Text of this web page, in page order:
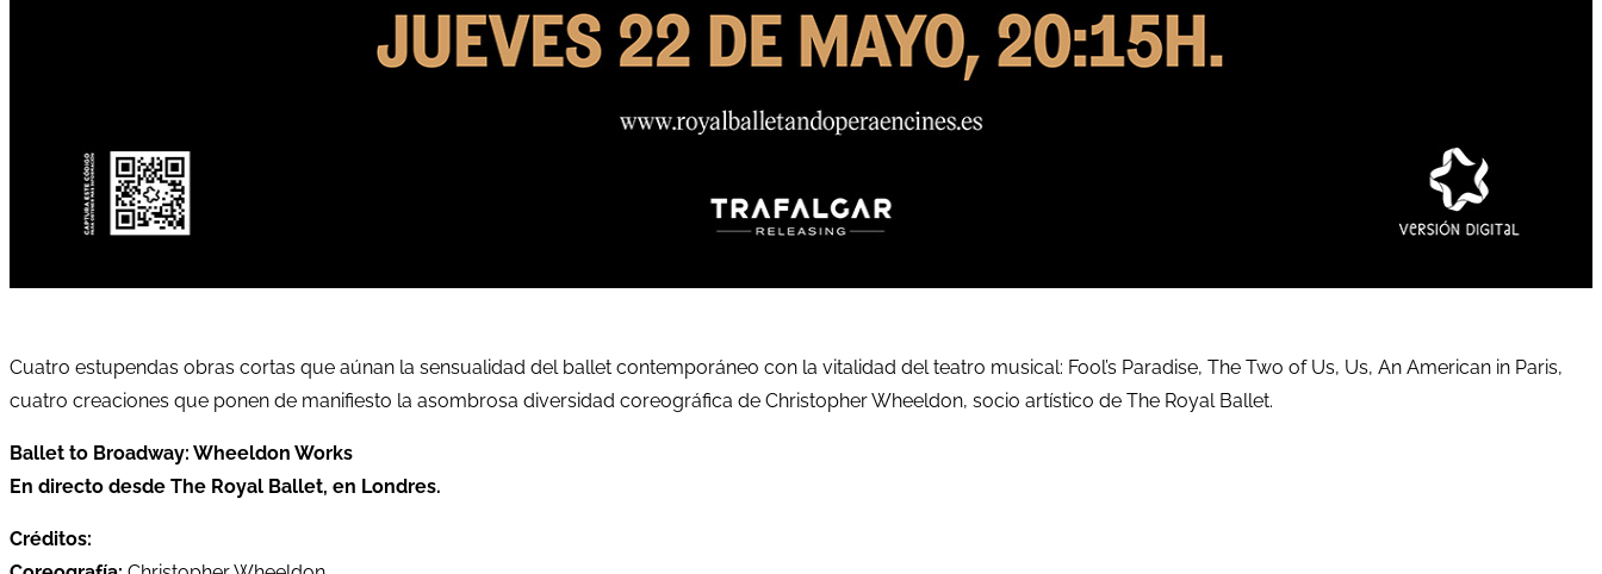
Cuatro estupendas obras cortas que aúnan la sensualidad del ballet contemporáneo con la vitalidad del teatro musical: Fool’s Paradise, The Two of Us, Us, An American in Paris,
cuatro creaciones que ponen de manifiesto la asombrosa diversidad coreográfica de Christopher Wheeldon, socio artístico de The Royal Ballet.
Ballet to Broadway: Wheeldon Works
En directo desde The Royal Ballet, en Londres.
Créditos: